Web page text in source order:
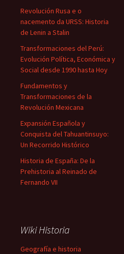
Revolución Rusa e o
nacemento da URSS: Historia
de Lenin a Stalin
Transformaciones del Perú:
Evolución Política, Económica y
Social desde 1990 hasta Hoy
Fundamentos y
Transformaciones de la
Revolución Mexicana
Expansión Española y
Conquista del Tahuantinsuyo:
Un Recorrido Histórico
Historia de España: De la
Prehistoria al Reinado de
Fernando VII
Wiki Historia
Geografía e historia